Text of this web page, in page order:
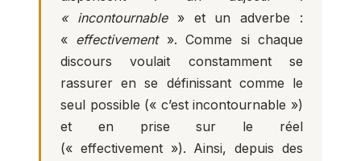
« incontournable » et un adverbe :
« effectivement». Comme si chaque
discours voulait constamment se
rassurer en se définissant comme le
seul possible (« c’est incontournable »)
et en prise sur le réel
(« effectivement »). Ainsi, depuis des